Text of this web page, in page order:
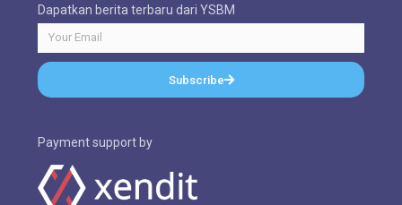
Dapatkan berita terbaru dari YSBM
Subscribe
Payment support by